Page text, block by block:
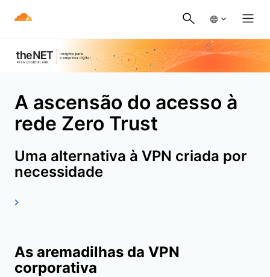
A ascensão do acesso à
rede Zero Trust
Uma alternativa à VPN criada por
necessidade
As aremadilhas da VPN
corporativa